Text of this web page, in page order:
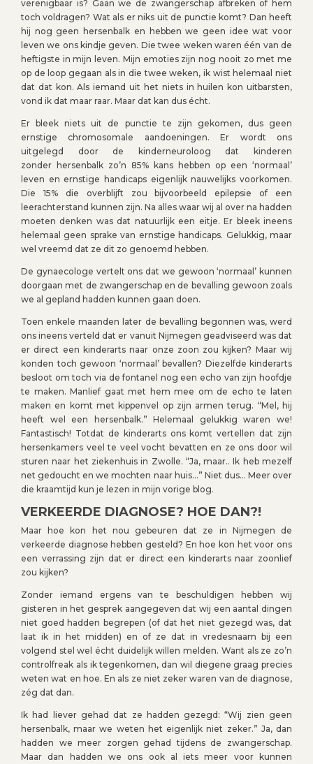
verenigbaar is? Gaan we de zwangerschap afbreken of hem
toch voldragen? Wat als er niks uit de punctie komt? Dan heeft
hij nog geen hersenbalk en hebben we geen idee wat voor
leven we ons kindje geven. Die twee weken waren één van de
heftigste in mijn leven. Mijn emoties zijn nog nooit zo met me
op de loop gegaan als in die twee weken, ik wist helemaal niet
dat dat kon. Als iemand uit het niets in huilen kon uitbarsten,
vond ik dat maar raar. Maar dat kan dus écht.
Er bleek niets uit de punctie te zijn gekomen, dus geen
ernstige chromosomale aandoeningen. Er wordt ons
uitgelegd door de kinderneuroloog dat kinderen
zonder hersenbalk zo’n 85% kans hebben op een ‘normaal’
leven en ernstige handicaps eigenlijk nauwelijks voorkomen.
Die 15% die overblijft zou bijvoorbeeld epilepsie of een
leerachterstand kunnen zijn. Na alles waar wij al over na hadden
moeten denken was dat natuurlijk een eitje. Er bleek ineens
helemaal geen sprake van ernstige handicaps. Gelukkig, maar
wel vreemd dat ze dit zo genoemd hebben.
De gynaecologe vertelt ons dat we gewoon ‘normaal’ kunnen
doorgaan met de zwangerschap en de bevalling gewoon zoals
we al gepland hadden kunnen gaan doen.
Toen enkele maanden later de bevalling begonnen was, werd
ons ineens verteld dat er vanuit Nijmegen geadviseerd was dat
er direct een kinderarts naar onze zoon zou kijken? Maar wij
konden toch gewoon ‘normaal’ bevallen? Diezelfde kinderarts
besloot om toch via de fontanel nog een echo van zijn hoofdje
te maken. Manlief gaat met hem mee om de echo te laten
maken en komt met kippenvel op zijn armen terug. “Mel, hij
heeft wel een hersenbalk.” Helemaal gelukkig waren we!
Fantastisch! Totdat de kinderarts ons komt vertellen dat zijn
hersenkamers veel te veel vocht bevatten en ze ons door wil
sturen naar het ziekenhuis in Zwolle. “Ja, maar.. Ik heb mezelf
net gedoucht en we mochten naar huis…” Niet dus… Meer over
die kraamtijd kun je lezen in mijn vorige blog.
VERKEERDE DIAGNOSE? HOE DAN?!
Maar hoe kon het nou gebeuren dat ze in Nijmegen de
verkeerde diagnose hebben gesteld? En hoe kon het voor ons
een verrassing zijn dat er direct een kinderarts naar zoonlief
zou kijken?
Zonder iemand ergens van te beschuldigen hebben wij
gisteren in het gesprek aangegeven dat wij een aantal dingen
niet goed hadden begrepen (of dat het niet gezegd was, dat
laat ik in het midden) en of ze dat in vredesnaam bij een
volgend stel wel écht duidelijk willen melden. Want als ze zo’n
controlfreak als ik tegenkomen, dan wil diegene graag precies
weten wat en hoe. En als ze niet zeker waren van de diagnose,
zég dat dan.
Ik had liever gehad dat ze hadden gezegd: “Wij zien geen
hersenbalk, maar we weten het eigenlijk niet zeker.” Ja, dan
hadden we meer zorgen gehad tijdens de zwangerschap.
Maar dan hadden we ons ook al iets meer voor kunnen